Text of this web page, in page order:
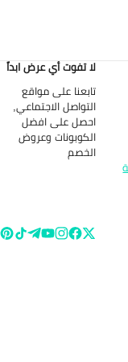
لا تفوت أي عرض ابداً
تابعنا على مواقع
التواصل الاجتماعي,
احصل على افضل
الكوبونات وعروض
الخصم